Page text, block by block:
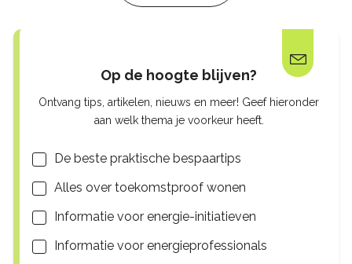
Op de hoogte blijven?
Ontvang tips, artikelen, nieuws en meer! Geef hieronder
aan welk thema je voorkeur heeft.
LijstenDe beste praktische bespaartips
Alles over toekomstproof wonen
Informatie voor energie-initiatieven
Informatie voor energieprofessionals